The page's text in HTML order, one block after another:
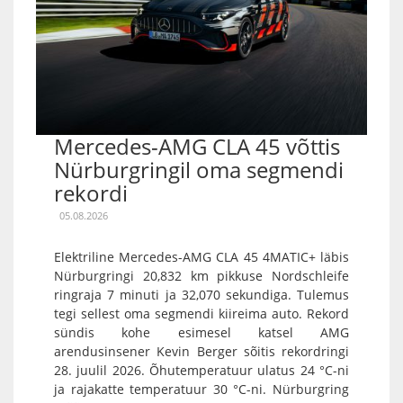
Mercedes-AMG CLA 45 võttis
Nürburgringil oma segmendi
rekordi
05.08.2026
Elektriline Mercedes-AMG CLA 45 4MATIC+ läbis
Nürburgringi 20,832 km pikkuse Nordschleife
ringraja 7 minuti ja 32,070 sekundiga. Tulemus
tegi sellest oma segmendi kiireima auto. Rekord
sündis kohe esimesel katsel AMG
arendusinsener Kevin Berger sõitis rekordringi
28. juulil 2026. Õhutemperatuur ulatus 24 °C-ni
ja rajakatte temperatuur 30 °C-ni. Nürburgring